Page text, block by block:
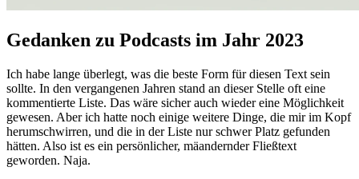
Gedanken zu Podcasts im Jahr 2023
Ich habe lange überlegt, was die beste Form für diesen Text sein
sollte. In den vergangenen Jahren stand an dieser Stelle oft eine
kommentierte Liste. Das wäre sicher auch wieder eine Möglichkeit
gewesen. Aber ich hatte noch einige weitere Dinge, die mir im Kopf
herumschwirren, und die in der Liste nur schwer Platz gefunden
hätten. Also ist es ein persönlicher, mäandernder Fließtext
geworden. Naja.